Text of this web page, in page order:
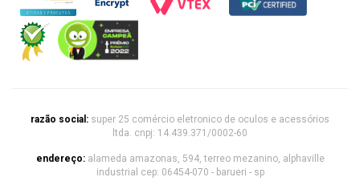
razão social: super 25 comércio eletronico de oculos e acessórios
ltda. cnpj: 14.439.371/0002-60
endereço: alameda amazonas, 594, terreo mezanino, alphaville
industrial cep: 06454-070 - barueri - sp